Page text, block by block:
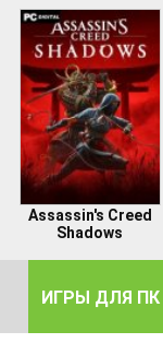
Assassin's Creed
Shadows
ИГРЫ ДЛЯ ПК